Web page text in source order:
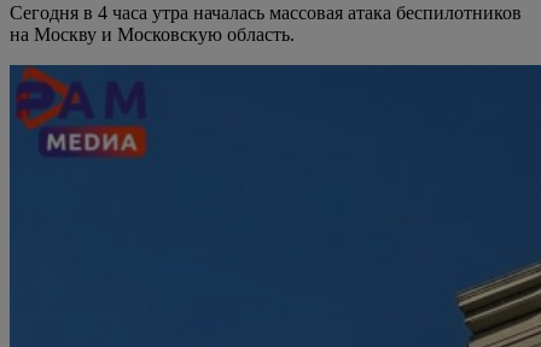
Сегодня в 4 часа утра началась массовая атака беспилотников
на Москву и Московскую область.